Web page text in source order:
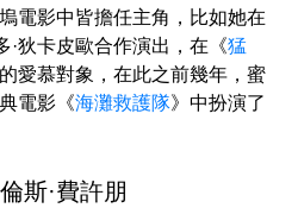
電影中皆擔任主角，比如她在
·狄卡皮歐合作演出，在《猛
愛慕對象，在此之前幾年，蜜
電影《海灘救護隊》中扮演了
斯·費許朋